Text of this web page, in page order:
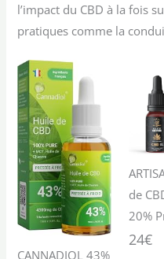
l’impact du CBD à la fois
pratiques comme la
CANNADIOL 43%
de
20%
Froid
24€